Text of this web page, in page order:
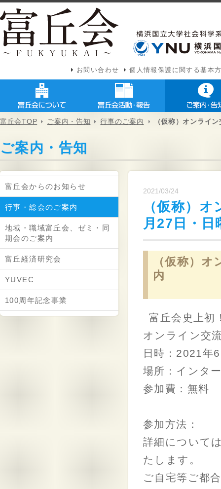
お問い合わせ 個人情報保護に関する基本
富丘会TOP ご案内・告知 行事のご案内 （仮称）オンライ
ご案内・告知
富丘会からのお知らせ
行事・総会のご案内
地域・職域富丘会、ゼミ・同
期会のご案内
富丘経済研究会
YUVEC
100周年記念事業
2021/03/24
（仮称）
月27日・日
（仮称）
内
富丘会史上初
オンライン交
日時：2021
場所：インタ
参加費：無料
参加方法：
詳細について
たします。
ご自宅等ご都